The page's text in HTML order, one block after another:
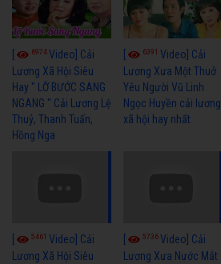
6974Video] Cải
Lương Xã Hội Siêu
Hay " LỠ BƯỚC SANG
NGANG " Cải Lương Lệ
Thuỷ, Thanh Tuấn,
Hồng Nga
6391Video] Cải
Lương Xưa Một Thuở
Yêu Người Vũ Linh
Ngọc Huyền cải lương
xã hội hay nhất
5461 Video] Cải
Lương Xã Hội Siêu
5736Video] Cải
Lương Xưa Nước Mắt